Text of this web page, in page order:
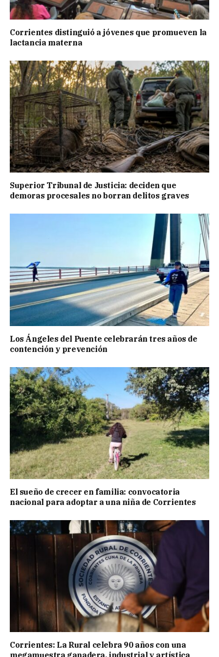
Corrientes distinguió a jóvenes que promueven la
lactancia materna
Superior Tribunal de Justicia: deciden que
demoras procesales no borran delitos graves
Los Ángeles del Puente celebrarán tres años de
contención y prevención
El sueño de crecer en familia: convocatoria
nacional para adoptar a una niña de Corrientes
Corrientes: La Rural celebra 90 años con una